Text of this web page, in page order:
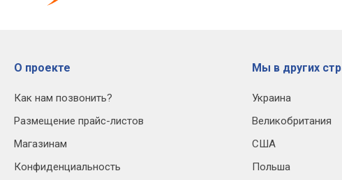
О проекте
Как нам позвонить?
Размещение прайс-листов
Магазинам
Конфиденциальность
Мы в других
Украина
Великобритания
США
Польша